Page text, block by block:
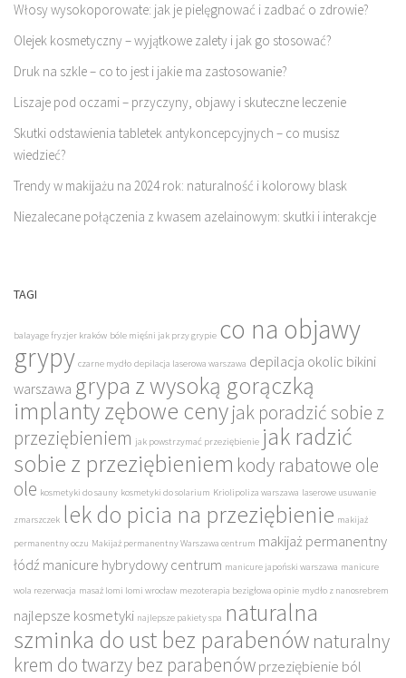
Włosy wysokoporowate: jak je pielęgnować i zadbać o zdrowie?
Olejek kosmetyczny – wyjątkowe zalety i jak go stosować?
Druk na szkle – co to jest i jakie ma zastosowanie?
Liszaje pod oczami – przyczyny, objawy i skuteczne leczenie
Skutki odstawienia tabletek antykoncepcyjnych – co musisz
wiedzieć?
Trendy w makijażu na 2024 rok: naturalność i kolorowy blask
Niezalecane połączenia z kwasem azelainowym: skutki i interakcje
TAGI
balayage fryzjer kraków bóle mięśni jak przy grypie co na objawy
grypy czarne mydło depilacja laserowa warszawa depilacja okolic bikini
warszawa grypa z wysoką gorączką
implanty zębowe cenyjak poradzić sobie z
przeziębieniem jak powstrzymać przeziębienie jak radzić
sobie z przeziębieniem kody rabatowe ole
ole kosmetyki do sauny kosmetyki do solarium Kriolipoliza warszawa laserowe usuwanie
zmarszczek lek do picia na przeziębienie makijaż
permanentny oczu Makijaż permanentny Warszawa centrum makijaż permanentny
łódź manicure hybrydowy centrum manicure japoński warszawa manicure
wola rezerwacja masaż lomi lomi wrocław mezoterapia bezigłowa opinie mydło z nanosrebrem
najlepsze kosmetyki najlepsze pakiety spa naturalna
szminka do ust bez parabenów naturalny
krem do twarzy bez parabenówprzeziębienie ból